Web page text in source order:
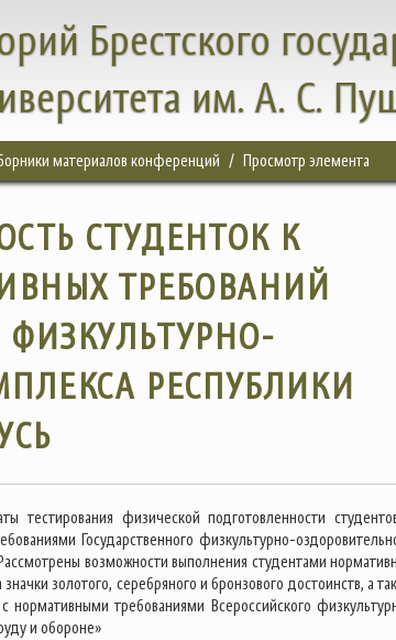
Брестского
им. А. С.
материалов конференций Просмотр элемента
СТУДЕНТОК К
ТРЕБОВАНИЙ
ФИЗКУЛЬТУРНО-
РЕСПУБЛИКИ
тестирования физической подготовленности
Государственного физкультурно-
возможности выполнения студентами
золотого, серебряного и бронзового достоинств, а
нормативными требованиями Всероссийского
и обороне»